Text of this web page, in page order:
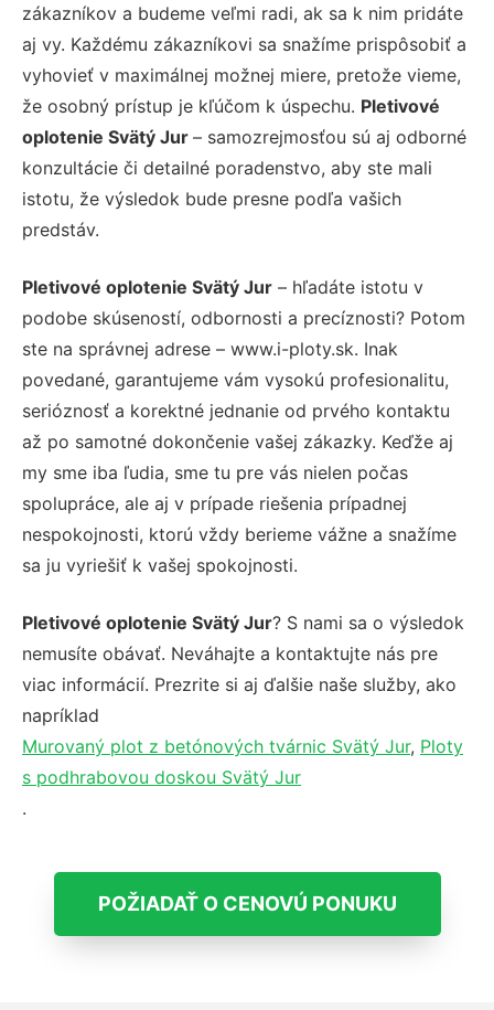
zákazníkov a budeme veľmi radi, ak sa k nim pridáte
aj vy. Každému zákazníkovi sa snažíme prispôsobiť a
vyhovieť v maximálnej možnej miere, pretože vieme,
že osobný prístup je kľúčom k úspechu. Pletivové
oplotenie Svätý Jur – samozrejmosťou sú aj odborné
konzultácie či detailné poradenstvo, aby ste mali
istotu, že výsledok bude presne podľa vašich
predstáv.
Pletivové oplotenie Svätý Jur – hľadáte istotu v
podobe skúseností, odbornosti a precíznosti? Potom
ste na správnej adrese – www.i-ploty.sk. Inak
povedané, garantujeme vám vysokú profesionalitu,
serióznosť a korektné jednanie od prvého kontaktu
až po samotné dokončenie vašej zákazky. Keďže aj
my sme iba ľudia, sme tu pre vás nielen počas
spolupráce, ale aj v prípade riešenia prípadnej
nespokojnosti, ktorú vždy berieme vážne a snažíme
sa ju vyriešiť k vašej spokojnosti.
Pletivové oplotenie Svätý Jur? S nami sa o výsledok
nemusíte obávať. Neváhajte a kontaktujte nás pre
viac informácií. Prezrite si aj ďalšie naše služby, ako
napríklad
Murovaný plot z betónových tvárnic Svätý Jur, Ploty
s podhrabovou doskou Svätý Jur
.
POŽIADAŤ O CENOVÚ PONUKU